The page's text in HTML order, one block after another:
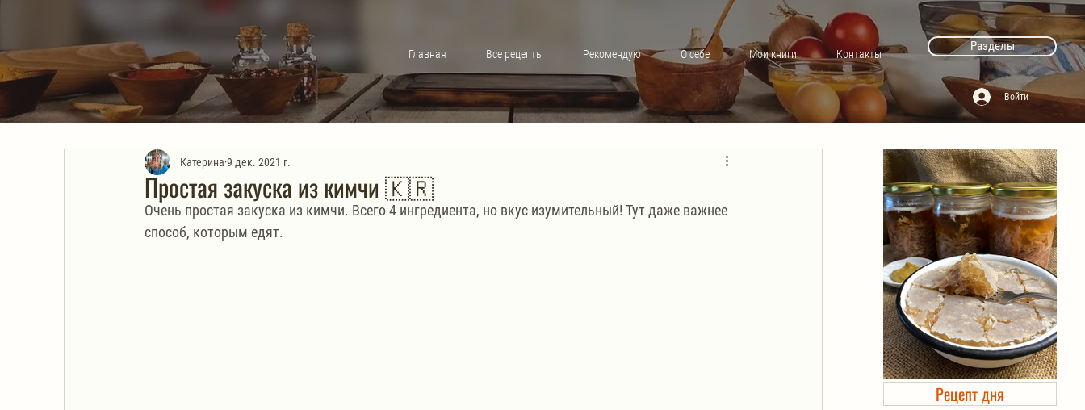
Главная Все рецепты Рекомендую О себе Мои книги Контакты
Разделы
Войти
Простая закуска из кимчи 🇰🇷
Катерина 9 дек. 2021 г.
Очень простая закуска из кимчи. Всего 4 ингредиента, но вкус изумительный! Тут даже важнее
способ, которым едят.
Холодец в банке. Автоклав
Рецепт дня